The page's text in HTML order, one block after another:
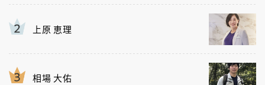
上原 恵理
相場 大佑